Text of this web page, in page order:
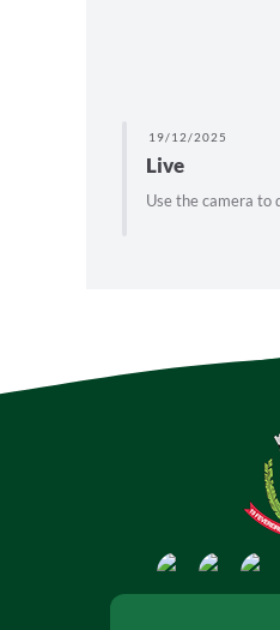
19/12/2025
Live
Use the camera to